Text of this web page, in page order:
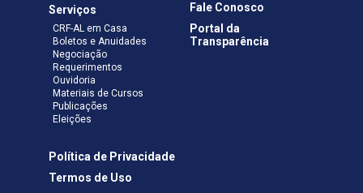
Serviços
CRF-AL em Casa
Boletos e Anuidades
Negociação
Requerimentos
Ouvidoria
Materiais de Cursos
Publicações
Eleições
Fale Conosco
Portal da
Transparência
Política de Privacidade
Termos de Uso